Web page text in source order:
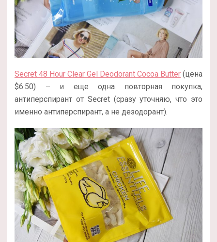
Secret 48 Hour Clear Gel Deodorant Cocoa Butter (цена
$6.50) – и еще одна повторная покупка,
антиперспирант от Secret (сразу уточняю, что это
именно антиперспирант, а не дезодорант).